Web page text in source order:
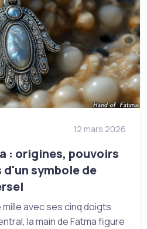
12 mars 2026
: origines, pouvoirs
symbole de
avec ses cinq doigts
la main de Fatma figure